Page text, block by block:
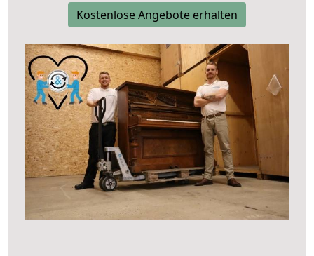
Kostenlose Angebote erhalten